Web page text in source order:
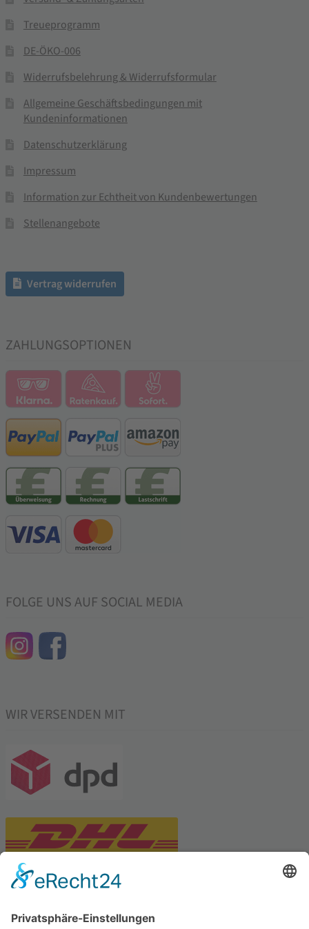
Treueprogramm
DE-ÖKO-006
Widerrufsbelehrung & Widerrufsformular
Allgemeine Geschäftsbedingungen mit
Kundeninformationen
Datenschutzerklärung
Impressum
Information zur Echtheit von Kundenbewertungen
Stellenangebote
Vertrag widerrufen
ZAHLUNGSOPTIONEN
FOLGE UNS AUF SOCIAL MEDIA
WIR VERSENDEN MIT